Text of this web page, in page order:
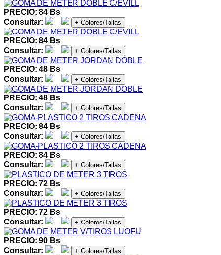
PRECIO: 84 Bs
Consultar:
+ Colores/Tallas
PRECIO: 84 Bs
Consultar:
+ Colores/Tallas
PRECIO: 48 Bs
Consultar:
+ Colores/Tallas
PRECIO: 48 Bs
Consultar:
+ Colores/Tallas
PRECIO: 84 Bs
Consultar:
+ Colores/Tallas
PRECIO: 84 Bs
Consultar:
+ Colores/Tallas
PRECIO: 72 Bs
Consultar:
+ Colores/Tallas
PRECIO: 72 Bs
Consultar:
+ Colores/Tallas
PRECIO: 90 Bs
Consultar:
+ Colores/Tallas